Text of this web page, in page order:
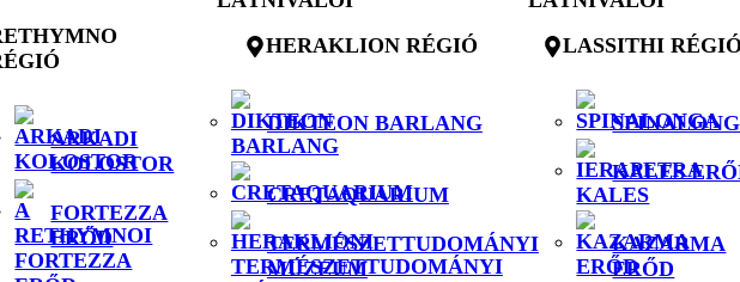
ARKADI
KOLOSTOR
FORTEZZA
ERŐD
HERAKLION RÉGIÓ
DIKTEON BARLANG
CRETAQUARIUM
TERMÉSZETTUDOMÁNYI
MÚZEUM
LASSITHI RÉGIÓ
KALES
KAZARMA
ERŐD